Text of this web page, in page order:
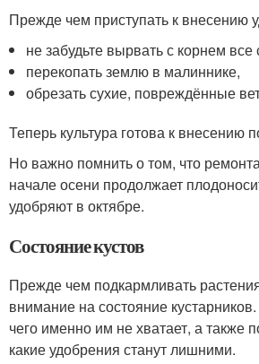
Прежде чем приступать к внесению
не забудьте вырвать с корнем все
перекопать землю в малиннике,
обрезать сухие, повреждённые
Теперь культура готова к внесению
Но важно помнить о том, что
начале осени продолжает
удобряют в октябре.
Состояние кустов
Прежде чем подкармливать
внимание на состояние
чего именно им не хватает, а также
какие удобрения станут лишними.